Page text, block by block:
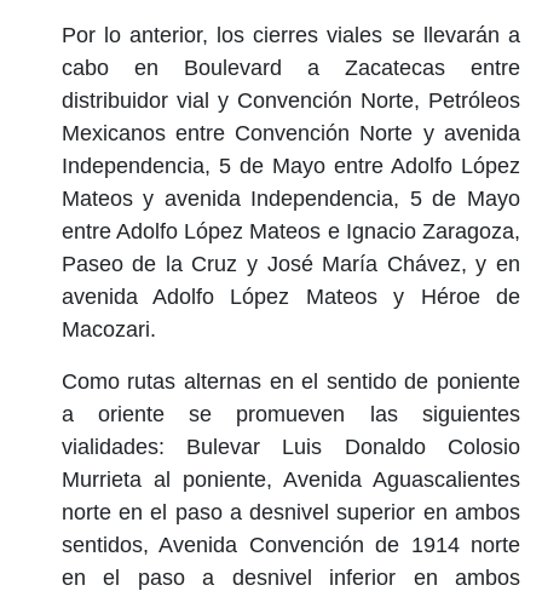
Por lo anterior, los cierres viales se llevarán a
cabo en Boulevard a Zacatecas entre
distribuidor vial y Convención Norte, Petróleos
Mexicanos entre Convención Norte y avenida
Independencia, 5 de Mayo entre Adolfo López
Mateos y avenida Independencia, 5 de Mayo
entre Adolfo López Mateos e Ignacio Zaragoza,
Paseo de la Cruz y José María Chávez, y en
avenida Adolfo López Mateos y Héroe de
Macozari.
Como rutas alternas en el sentido de poniente
a oriente se promueven las siguientes
vialidades: Bulevar Luis Donaldo Colosio
Murrieta al poniente, Avenida Aguascalientes
norte en el paso a desnivel superior en ambos
sentidos, Avenida Convención de 1914 norte
en el paso a desnivel inferior en ambos